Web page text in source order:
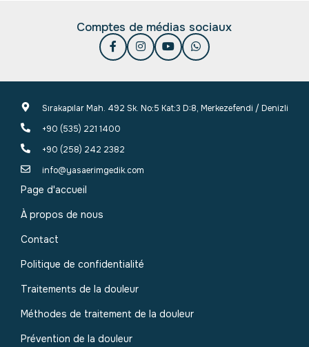
Comptes de médias sociaux
Sırakapılar Mah. 492 Sk. No:5 Kat:3 D:8, Merkezefendi / Denizli
+90 (535) 221 1400
+90 (258) 242 2382
info@yasaerimgedik.com
Page d'accueil
À propos de nous
Contact
Politique de confidentialité
Traitements de la douleur
Méthodes de traitement de la douleur
Prévention de la douleur